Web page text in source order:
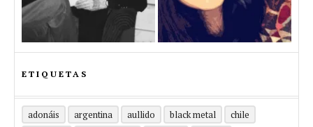
ETIQUETAS
adonáis argentina aullido black metal
chile